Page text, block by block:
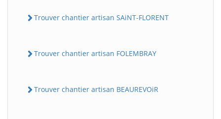
Trouver chantier artisan SAiNT-FLORENT
Trouver chantier artisan FOLEMBRAY
Trouver chantier artisan BEAUREVOiR